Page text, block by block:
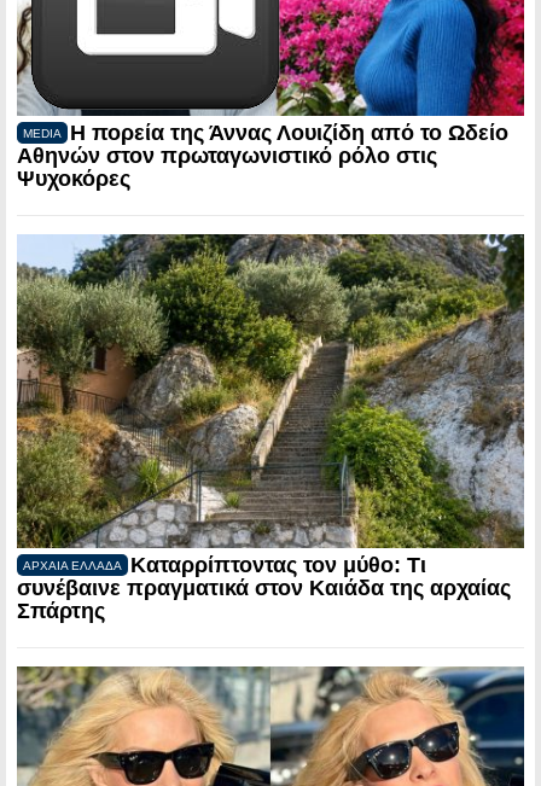
MEDIA
Η πορεία της Άννας Λουιζίδη από το Ωδείο
Αθηνών στον πρωταγωνιστικό ρόλο στις
Ψυχοκόρες
ΑΡΧΑΙΑ ΕΛΛΑΔΑ
Καταρρίπτοντας τον μύθο: Τι
συνέβαινε πραγματικά στον Καιάδα της αρχαίας
Σπάρτης